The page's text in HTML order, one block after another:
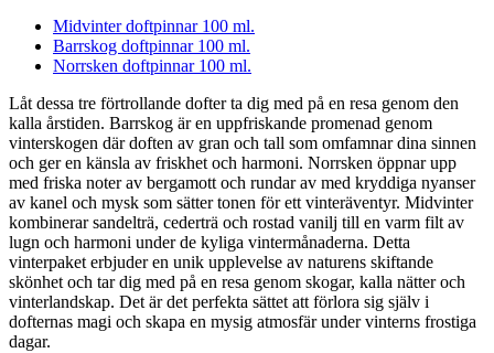
Midvinter doftpinnar 100 ml.
Barrskog doftpinnar 100 ml.
Norrsken doftpinnar 100 ml.
Låt dessa tre förtrollande dofter ta dig med på en resa genom den
kalla årstiden. Barrskog är en uppfriskande promenad genom
vinterskogen där doften av gran och tall som omfamnar dina sinnen
och ger en känsla av friskhet och harmoni. Norrsken öppnar upp
med friska noter av bergamott och rundar av med kryddiga nyanser
av kanel och mysk som sätter tonen för ett vinteräventyr. Midvinter
kombinerar sandelträ, cederträ och rostad vanilj till en varm filt av
lugn och harmoni under de kyliga vintermånaderna. Detta
vinterpaket erbjuder en unik upplevelse av naturens skiftande
skönhet och tar dig med på en resa genom skogar, kalla nätter och
vinterlandskap. Det är det perfekta sättet att förlora sig själv i
dofternas magi och skapa en mysig atmosfär under vinterns frostiga
dagar.